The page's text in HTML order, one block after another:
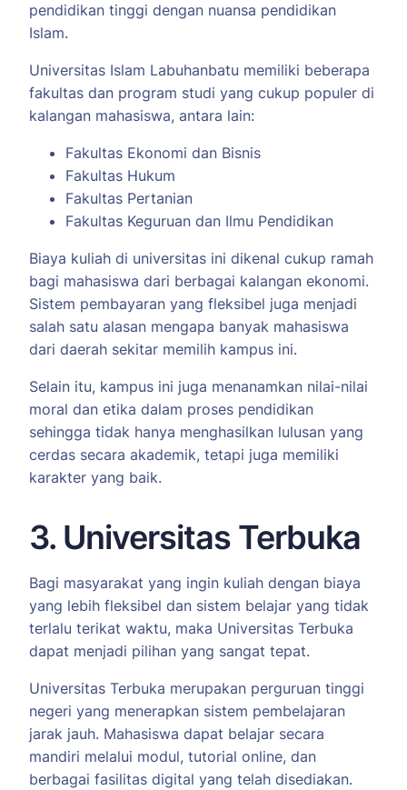
pendidikan tinggi dengan nuansa pendidikan
Islam.
Universitas Islam Labuhanbatu memiliki beberapa
fakultas dan program studi yang cukup populer di
kalangan mahasiswa, antara lain:
Fakultas Ekonomi dan Bisnis
Fakultas Hukum
Fakultas Pertanian
Fakultas Keguruan dan Ilmu Pendidikan
Biaya kuliah di universitas ini dikenal cukup ramah
bagi mahasiswa dari berbagai kalangan ekonomi.
Sistem pembayaran yang fleksibel juga menjadi
salah satu alasan mengapa banyak mahasiswa
dari daerah sekitar memilih kampus ini.
Selain itu, kampus ini juga menanamkan nilai-nilai
moral dan etika dalam proses pendidikan
sehingga tidak hanya menghasilkan lulusan yang
cerdas secara akademik, tetapi juga memiliki
karakter yang baik.
3. Universitas Terbuka
Bagi masyarakat yang ingin kuliah dengan biaya
yang lebih fleksibel dan sistem belajar yang tidak
terlalu terikat waktu, maka Universitas Terbuka
dapat menjadi pilihan yang sangat tepat.
Universitas Terbuka merupakan perguruan tinggi
negeri yang menerapkan sistem pembelajaran
jarak jauh. Mahasiswa dapat belajar secara
mandiri melalui modul, tutorial online, dan
berbagai fasilitas digital yang telah disediakan.